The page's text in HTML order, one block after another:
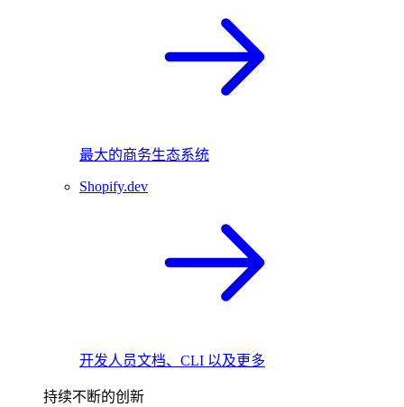
最大的商务生态系统
Shopify.dev
开发人员文档、CLI 以及更多
持续不断的创新